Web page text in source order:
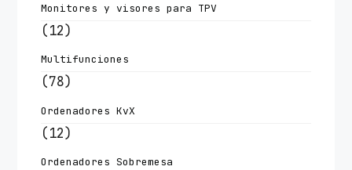
Monitores y visores para TPV
(12)
Multifunciones
(78)
Ordenadores KvX
(12)
Ordenadores Sobremesa